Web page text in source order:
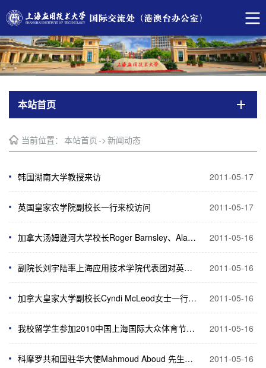
本站首页
当前位置： 本站首页->新闻动态
2011-05-17
韩国湖南大学教授来访
2011-05-17
英国皇家农学院副校长一行来校访问
2011-05-16
加拿大汤姆逊河大学校长Roger Barnsley、Alan Shaver一行访问我校
2011-05-16
副院长刘宇陆率上海应用技术学院代表团对英国和爱尔兰高校访问取得圆满成功
2011-05-16
加拿大皇家大学副校长Cyndi McLeod女士一行访问我校
2011-05-16
我校留学生参加2010中国上海国际大众体育节上海国际友人风筝会
2011-05-16
科摩罗共和国驻华大使Mahmoud Aboud 先生到访我校